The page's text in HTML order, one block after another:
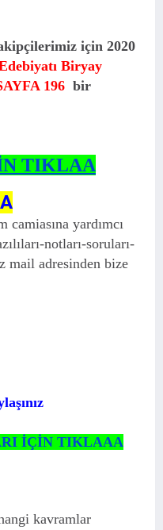
için 2020
Biryay
196 bir
TIKLAA
yardımcı
notları-soruları-
mail adresinden bize
İÇİN TIKLAAA
kavramlar